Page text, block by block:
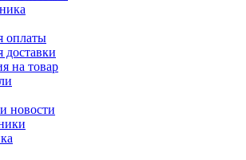
оплаты
доставки
на товар
новости